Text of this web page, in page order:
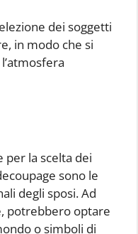
dei soggetti
in modo che si
per la scelta dei
sono le
degli sposi. Ad
potrebbero optare
o simboli di